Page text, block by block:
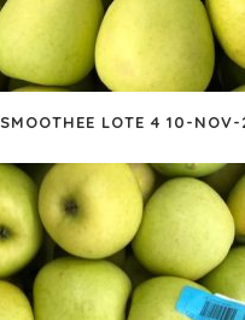
SMOOTHEE LOTE 4 10-NOV-